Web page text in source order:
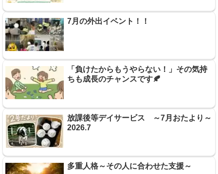
7月の外出イベント！！
「負けたからもうやらない！」その気持
ちも成長のチャンスです🍂
放課後等デイサービス ～7月おたより～
2026.7
多重人格～その人に合わせた支援～